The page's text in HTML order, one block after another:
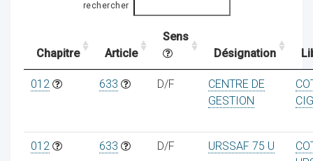
rechercher
Chapitre Article
Sens
Désignation
012 633 D/F
CENTRE DE
GESTION
012 633 D/F URSSAF 75 U